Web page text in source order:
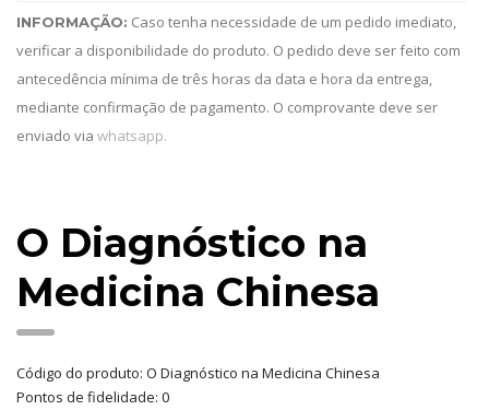
INFORMAÇÃO: Caso tenha necessidade de um pedido imediato,
verificar a disponibilidade do produto. O pedido deve ser feito com
antecedência mínima de três horas da data e hora da entrega,
mediante confirmação de pagamento. O comprovante deve ser
enviado via whatsapp.
O Diagnóstico na
Medicina Chinesa
Código do produto: O Diagnóstico na Medicina Chinesa
Pontos de fidelidade: 0